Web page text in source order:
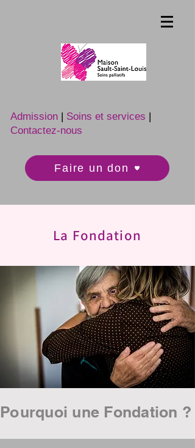
Admission | Soins et services |
Contactez-nous
Faire un don
La Fondation
Pourquoi une Fondation ?